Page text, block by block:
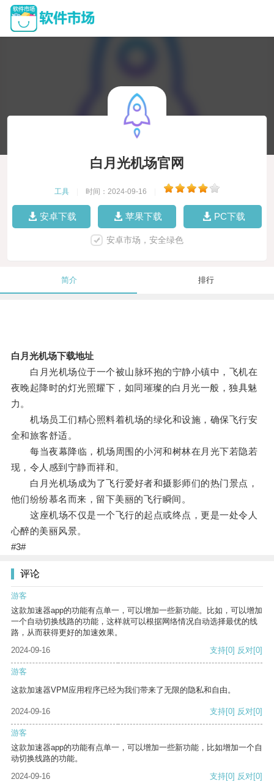
白月光机场官网
工具 时间：2024-09-16
安卓下载 苹果下载 PC下载
安卓市场，安全绿色
简介 排行
白月光机场下载地址
白月光机场位于一个被山脉环抱的宁静小镇中，飞机在
夜晚起降时的灯光照耀下，如同璀璨的白月光一般，独具魅
力。
机场员工们精心照料着机场的绿化和设施，确保飞行安
全和旅客舒适。
每当夜幕降临，机场周围的小河和树林在月光下若隐若
现，令人感到宁静而祥和。
白月光机场成为了飞行爱好者和摄影师们的热门景点，
他们纷纷慕名而来，留下美丽的飞行瞬间。
这座机场不仅是一个飞行的起点或终点，更是一处令人
心醉的美丽风景。
#3#
评论
游客
这款加速器app的功能有点单一，可以增加一些新功能。比如，可以增加
一个自动切换线路的功能，这样就可以根据网络情况自动选择最优的线
路，从而获得更好的加速效果。
2024-09-16
支持[0] 反对[0]
游客
这款加速器VPM应用程序已经为我们带来了无限的隐私和自由。
2024-09-16 支持[0] 反对[0]
游客
这款加速器app的功能有点单一，可以增加一些新功能，比如增加一个自
动切换线路的功能。
2024-09-16
支持[0] 反对[0]